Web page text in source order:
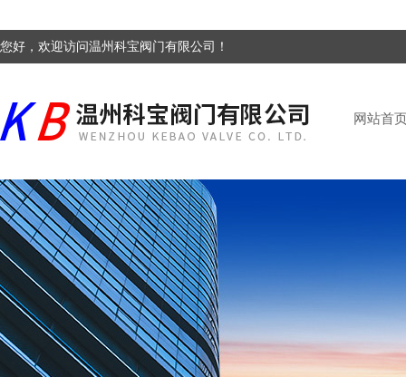
您好，欢迎访问温州科宝阀门有限公司！
网站首